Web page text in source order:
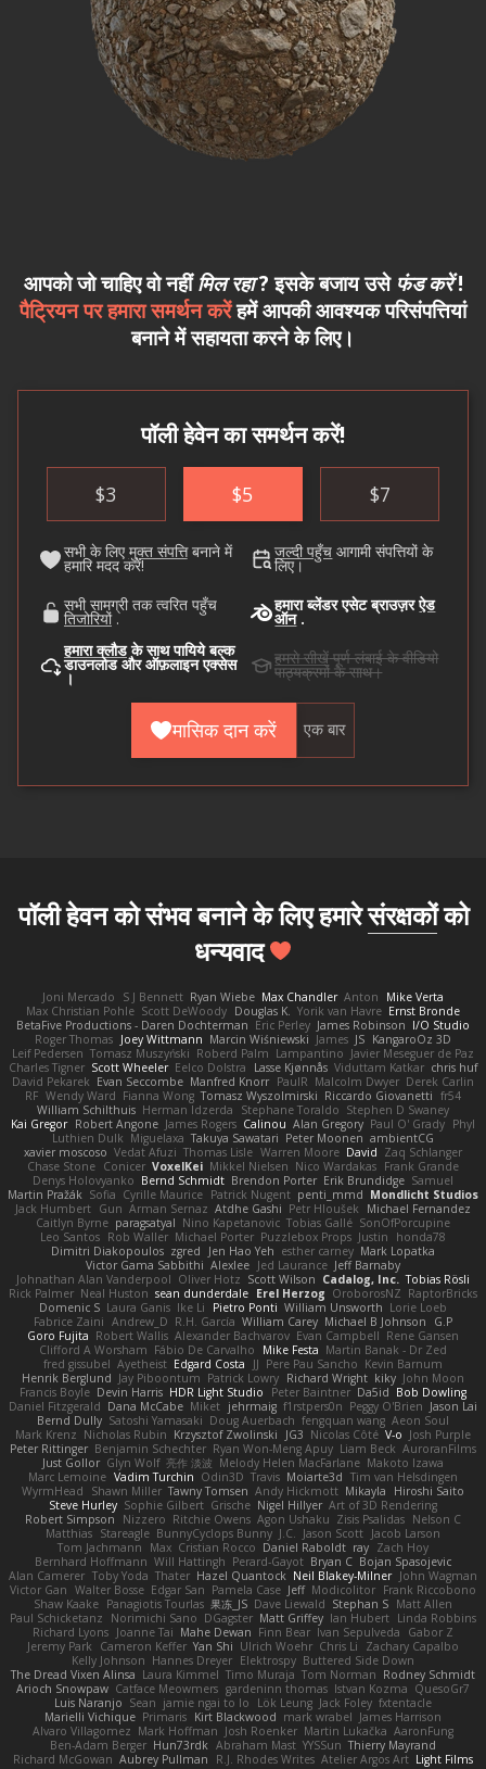
आपको जो चाहिए वो नहींमिल रहा? इसके बजाय उसे फंड करें!
पैट्रियन पर हमारा समर्थन करेंहमें आपकी आवश्यक परिसंपत्तियां
बनाने में सहायता करने के लिए।
पॉली हेवेन का समर्थन करें!
$3 $5 $7
सभी के लिए मुक्त संपत्तिबनाने में
हमारि मदद करें!
जल्दी पहुँच आगामी संपत्तियों के
लिए।
सभी सामग्री तक त्वरित पहुँच
तिजोरियों.
हमारा ब्लेंडर एसेट ब्राउज़रऐड
ऑन.
हमारा क्लौडके साथ पायिये बल्क
डाउनलोड और ऑफ़लाइन एक्सेस
।
हमसे सीखेंपूर्ण लंबाई के वीडियो
पाठ्यक्रमों के साथ।
मासिक दान करें एक बार
पॉली हेवन को संभव बनाने के लिए हमारेसंरक्षकोंको
धन्यवाद
Joni Mercado S J Bennett Ryan Wiebe Max Chandler Anton
Mike Verta
Max Christian Pohle Scott DeWoody Douglas K. Yorik van Havre Ernst Bronde
BetaFive Productions - Daren Dochterman Eric Perley James Robinson I/O Studio
Roger Thomas Joey Wittmann Marcin Wiśniewski James JS KangaroOz 3D
Leif Pedersen Tomasz Muszyński Roberd Palm Lampantino Javier Meseguer de Paz
Charles Tigner Scott Wheeler Eelco Dolstra Lasse Kjønnås Viduttam Katkar chris huf
David Pekarek Evan Seccombe Manfred Knorr PaulR Malcolm Dwyer Derek Carlin
RF Wendy Ward Fianna Wong Tomasz Wyszolmirski Riccardo Giovanetti fr54
William Schilthuis Herman Idzerda Stephane Toraldo Stephen D Swaney
Kai Gregor Robert Angone James Rogers Calinou Alan Gregory Paul O' Grady Phyl
Luthien Dulk Miguelaxa Takuya Sawatari Peter Moonen ambientCG
xavier moscoso Vedat Afuzi Thomas Lisle Warren Moore David Zaq Schlanger
Chase Stone Conicer VoxelKei Mikkel Nielsen Nico Wardakas Frank Grande
Denys Holovyanko Bernd Schmidt Brendon Porter Erik Brundidge Samuel
Martin Pražák Sofia Cyrille Maurice Patrick Nugent penti_mmd Mondlicht Studios
Jack Humbert Gun Arman Sernaz Atdhe Gashi Petr Hloušek
Michael Fernandez
Caitlyn Byrne paragsatyal Nino Kapetanovic Tobias Gallé SonOfPorcupine
Leo Santos Rob Waller Michael Porter Puzzlebox Props Justin
honda78
Dimitri Diakopoulos zgred Jen Hao Yeh esther carney Mark Lopatka
Victor Gama Sabbithi Alexlee Jed Laurance Jeff Barnaby
Johnathan Alan Vanderpool Oliver Hotz Scott Wilson Cadalog, Inc. Tobias Rösli
Rick Palmer Neal Huston sean dunderdale Erel Herzog OroborosNZ RaptorBricks
Domenic S Laura Ganis Ike Li Pietro Ponti William Unsworth Lorie Loeb
Fabrice Zaini Andrew_D R.H. García William Carey Michael B Johnson
G.P
Goro Fujita Robert Wallis Alexander Bachvarov Evan Campbell Rene Gansen
Clifford A Worsham Fábio De Carvalho Mike Festa Martin Banak - Dr Zed
fred gissubel Ayetheist Edgard Costa JJ Pere Pau Sancho Kevin Barnum
Henrik Berglund Jay Piboontum Patrick Lowry Richard Wright kiky John Moon
Francis Boyle Devin Harris HDR Light Studio Peter Baintner Da5id Bob Dowling
Daniel Fitzgerald Dana McCabe Miket jehrmaig f1rstpers0n Peggy O'Brien Jason Lai
Bernd Dully Satoshi Yamasaki Doug Auerbach fengquan wang Aeon Soul
Mark Krenz Nicholas Rubin Krzysztof Zwolinski JG3 Nicolas Côté V-o Josh Purple
Peter Rittinger Benjamin Schechter Ryan Won-Meng Apuy Liam Beck AuroranFilms
Just Gollor Glyn Wolf 亮作 淡波 Melody Helen MacFarlane Makoto Izawa
Marc Lemoine Vadim Turchin Odin3D Travis Moiarte3d Tim van Helsdingen
WyrmHead
Shawn Miller Tawny Tomsen Andy Hickmott Mikayla
Hiroshi Saito
Steve Hurley Sophie Gilbert Grische Nigel Hillyer Art of 3D Rendering
Robert Simpson
Nizzero Ritchie Owens Agon Ushaku Zisis Psalidas Nelson C
Matthias Stareagle BunnyCyclops Bunny J.C. Jason Scott Jacob Larson
Tom Jachmann
Max Cristian Rocco Daniel Raboldt ray Zach Hoy
Bernhard Hoffmann Will Hattingh Perard-Gayot Bryan C Bojan Spasojevic
Alan Camerer Toby Yoda Thater Hazel Quantock Neil Blakey-Milner John Wagman
Victor Gan Walter Bosse Edgar San Pamela Case Jeff Modicolitor Frank Riccobono
Shaw Kaake Panagiotis Tourlas 果冻_JS Dave Liewald Stephan S Matt Allen
Paul Schicketanz
Norimichi Sano DGagster Matt Griffey Ian Hubert Linda Robbins
Richard Lyons Joanne Tai Mahe Dewan Finn Bear Ivan Sepulveda
Gabor Z
Jeremy Park
Cameron Keffer Yan Shi Ulrich Woehr Chris Li
Zachary Capalbo
Kelly Johnson Hannes Dreyer Elektrospy Buttered Side Down
The Dread Vixen Alinsa Laura Kimmel Timo Muraja Tom Norman Rodney Schmidt
Arioch Snowpaw Catface Meowmers gardeninn thomas Istvan Kozma QuesoGr7
Luis Naranjo Sean jamie ngai to lo Lök Leung Jack Foley fxtentacle
Marielli Vichique Primaris Kirt Blackwood mark wrabel James Harrison
Alvaro Villagomez Mark Hoffman Josh Roenker Martin Lukačka AaronFung
Ben-Adam Berger Hun73rdk Abraham Mast YYSSun Thierry Mayrand
Richard McGowan Aubrey Pullman R.J. Rhodes Writes Atelier Argos Art Light Films